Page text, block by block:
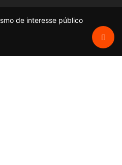
de interesse público